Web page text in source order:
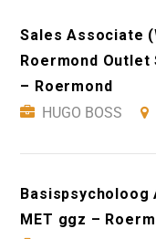
Sales Associate
Roermond Outlet
– Roermond
HUGO BOSS
Basispsycholoog
MET ggz –